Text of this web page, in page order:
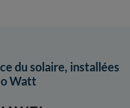
du solaire, installées
Watt